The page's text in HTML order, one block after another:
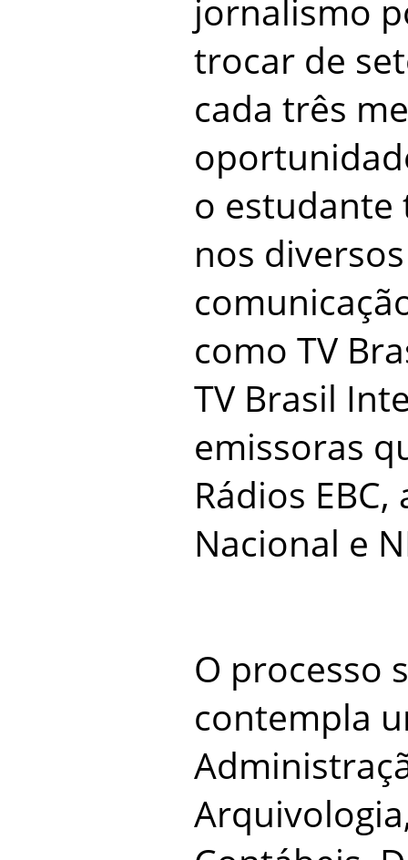
jornalismo
trocar de
cada três
o estudante
nos
como TV
TV Brasil
emissoras
Rádios
Nacional e
O processo
contempla